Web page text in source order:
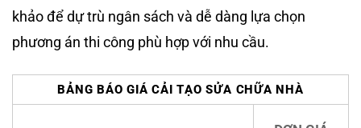
khảo để dự trù ngân sách và dễ dàng lựa chọn
phương án thi công phù hợp với nhu cầu.
BẢNG BÁO GIÁ CẢI TẠO SỬA CHỮA NHÀ